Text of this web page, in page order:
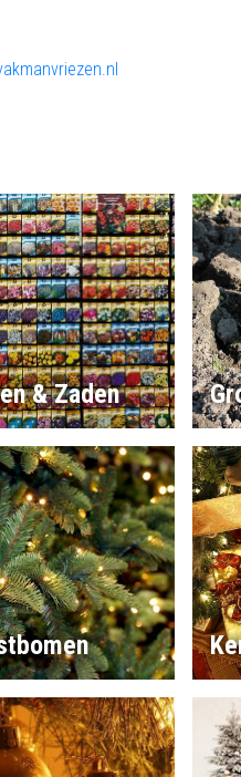
& Zaden